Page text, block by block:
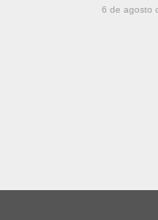
6 de agosto